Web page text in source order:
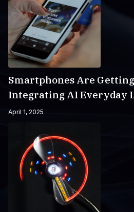
Smartphones Are
Integrating AI Everyday
April 1, 2025